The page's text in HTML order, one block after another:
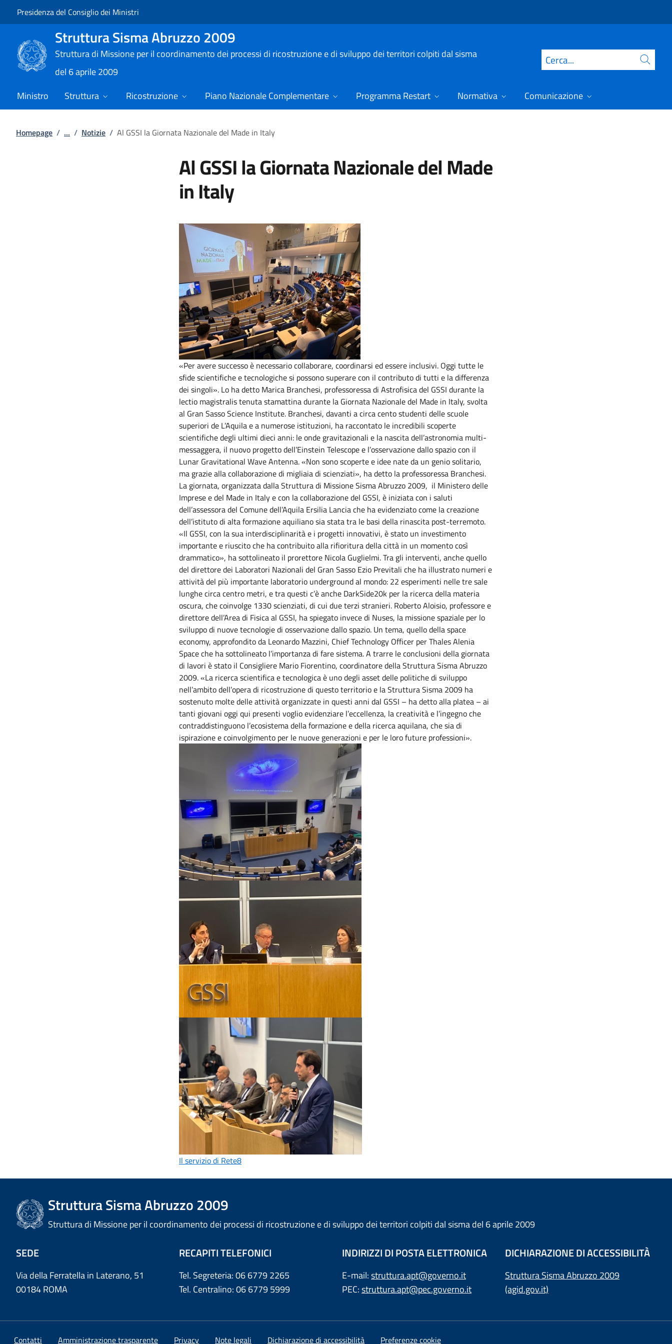
Presidenza del Consiglio dei Ministri
Struttura Sisma Abruzzo 2009
Struttura di Missione per il coordinamento dei processi di ricostruzione e di sviluppo dei territori colpiti dal sisma
del 6 aprile 2009
Cerca
Ministro Struttura Ricostruzione Piano Nazionale Complementare Programma Restart Normativa Comunicazione
Homepage / ... / Notizie / Al GSSI la Giornata Nazionale del Made in Italy
Al GSSI la Giornata Nazionale del Made
in Italy
«Per avere successo è necessario collaborare, coordinarsi ed essere inclusivi. Oggi tutte le
sfide scientifiche e tecnologiche si possono superare con il contributo di tutti e la differenza
dei singoli». Lo ha detto Marica Branchesi, professoressa di Astrofisica del GSSI durante la
lectio magistralis tenuta stamattina durante la Giornata Nazionale del Made in Italy, svolta
al Gran Sasso Science Institute. Branchesi, davanti a circa cento studenti delle scuole
superiori de L’Aquila e a numerose istituzioni, ha raccontato le incredibili scoperte
scientifiche degli ultimi dieci anni: le onde gravitazionali e la nascita dell’astronomia multi-
messaggera, il nuovo progetto dell’Einstein Telescope e l’osservazione dallo spazio con il
Lunar Gravitational Wave Antenna. «Non sono scoperte e idee nate da un genio solitario,
ma grazie alla collaborazione di migliaia di scienziati», ha detto la professoressa Branchesi.
La giornata, organizzata dalla Struttura di Missione Sisma Abruzzo 2009, il Ministero delle
Imprese e del Made in Italy e con la collaborazione del GSSI, è iniziata con i saluti
dell’assessora del Comune dell’Aquila Ersilia Lancia che ha evidenziato come la creazione
dell’istituto di alta formazione aquiliano sia stata tra le basi della rinascita post-terremoto.
«Il GSSI, con la sua interdisciplinarità e i progetti innovativi, è stato un investimento
importante e riuscito che ha contribuito alla rifioritura della città in un momento così
drammatico», ha sottolineato il prorettore Nicola Guglielmi. Tra gli interventi, anche quello
del direttore dei Laboratori Nazionali del Gran Sasso Ezio Previtali che ha illustrato numeri e
attività del più importante laboratorio underground al mondo: 22 esperimenti nelle tre sale
lunghe circa centro metri, e tra questi c’è anche DarkSide20k per la ricerca della materia
oscura, che coinvolge 1330 scienziati, di cui due terzi stranieri. Roberto Aloisio, professore e
direttore dell’Area di Fisica al GSSI, ha spiegato invece di Nuses, la missione spaziale per lo
sviluppo di nuove tecnologie di osservazione dallo spazio. Un tema, quello della space
economy, approfondito da Leonardo Mazzini, Chief Technology Officer per Thales Alenia
Space che ha sottolineato l’importanza di fare sistema. A trarre le conclusioni della giornata
di lavori è stato il Consigliere Mario Fiorentino, coordinatore della Struttura Sisma Abruzzo
2009. «La ricerca scientifica e tecnologica è uno degli asset delle politiche di sviluppo
nell’ambito dell’opera di ricostruzione di questo territorio e la Struttura Sisma 2009 ha
sostenuto molte delle attività organizzate in questi anni dal GSSI – ha detto alla platea – ai
tanti giovani oggi qui presenti voglio evidenziare l’eccellenza, la creatività e l’ingegno che
contraddistinguono l’ecosistema della formazione e della ricerca aquilana, che sia di
ispirazione e coinvolgimento per le nuove generazioni e per le loro future professioni».
Il servizio di Rete8
Struttura Sisma Abruzzo 2009
Struttura di Missione per il coordinamento dei processi di ricostruzione e di sviluppo dei territori colpiti dal sisma del 6 aprile 2009
SEDE
Via della Ferratella in Laterano, 51
00184 ROMA
RECAPITI TELEFONICI
Tel. Segreteria: 06 6779 2265
Tel. Centralino: 06 6779 5999
INDIRIZZI DI POSTA ELETTRONICA
E-mail:struttura.apt@governo.it
PEC:struttura.apt@pec.governo.it
DICHIARAZIONE DI ACCESSIBILITÀ
Struttura Sisma Abruzzo 2009
(agid.gov.it)
Contatti Amministrazione trasparente Privacy Note legali Dichiarazione di accessibilità Preferenze cookie